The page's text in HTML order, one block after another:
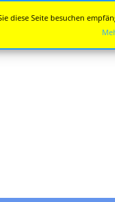
diese Seite besuchen